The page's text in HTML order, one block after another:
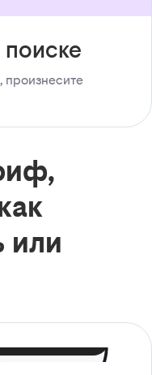
поиске
произнесите
или